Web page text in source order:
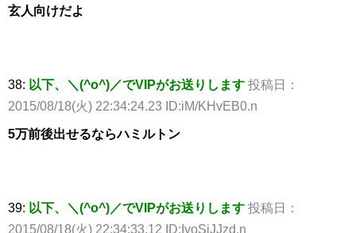
玄人向けだよ
38: 以下、＼(^o^)／でVIPがお送りします 投稿日：
2015/08/18(火) 22:34:24.23 ID:iM/KHvEB0.n
5万前後出せるならハミルトン
39: 以下、＼(^o^)／でVIPがお送りします 投稿日：
2015/08/18(火) 22:34:33.12 ID:IyoSiJJzd.n